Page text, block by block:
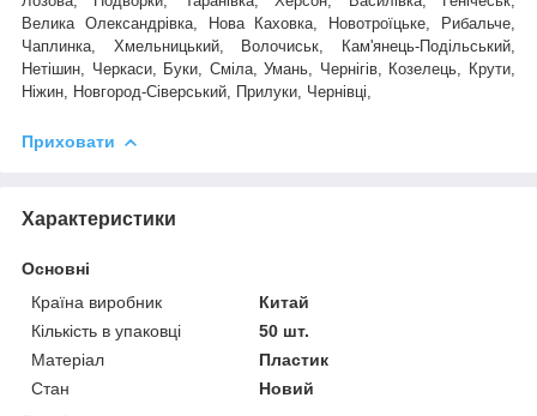
Велика Олександрівка, Нова Каховка, Новотроїцьке, Рибальче,
Чаплинка, Хмельницький, Волочиськ, Кам'янець-Подільський,
Нетішин, Черкаси, Буки, Сміла, Умань, Чернігів, Козелець, Крути,
Ніжин, Новгород-Сіверський, Прилуки, Чернівці,
Приховати
Характеристики
Основні
Країна виробник
Китай
Кількість в упаковці
50 шт.
Матеріал
Пластик
Стан
Новий